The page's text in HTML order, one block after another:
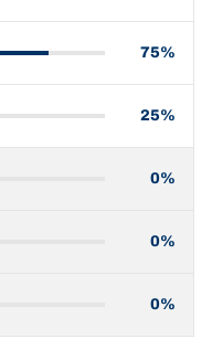
75%
25%
0%
0%
0%